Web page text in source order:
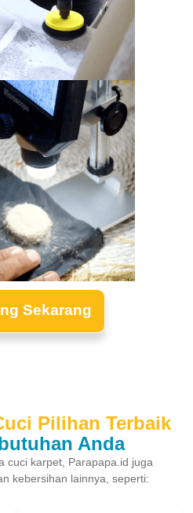
Sekarang
Pilihan Terbaik
Anda
cuci karpet, Parapapa.id juga
kebersihan lainnya, seperti: